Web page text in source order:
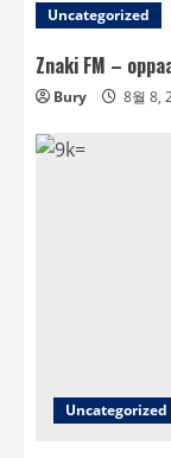
Uncategorized
Znaki FM –
Bury 8월 8,
Uncategorized